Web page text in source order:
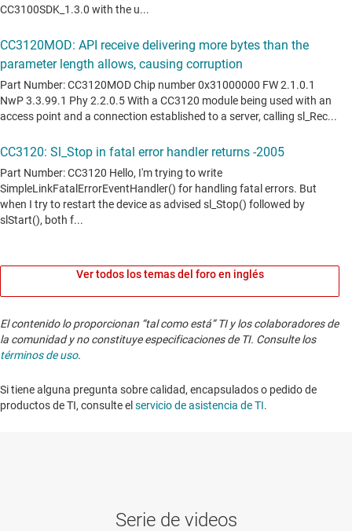
Ver todos los temas del foro en inglés
El contenido lo proporcionan “tal como está” TI y los colaboradores de
la comunidad y no constituye especificaciones de TI. Consulte los
términos de uso.
Si tiene alguna pregunta sobre calidad, encapsulados o pedido de
productos de TI, consulte el servicio de asistencia de TI. ​​​​​​​​​​​​​​
Serie de videos